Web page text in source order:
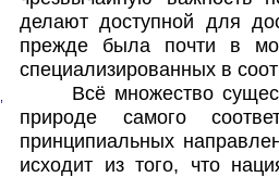
делают доступной для
прежде была почти в
специализированных в
Всё множество
природе самого
принципиальных
исходит из того, что